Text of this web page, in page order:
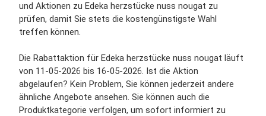
und Aktionen zu Edeka herzstücke nuss nougat zu
prüfen, damit Sie stets die kostengünstigste Wahl
treffen können.
Die Rabattaktion für Edeka herzstücke nuss nougat läuft
von 11-05-2026 bis 16-05-2026. Ist die Aktion
abgelaufen? Kein Problem, Sie können jederzeit andere
ähnliche Angebote ansehen. Sie können auch die
Produktkategorie verfolgen, um sofort informiert zu